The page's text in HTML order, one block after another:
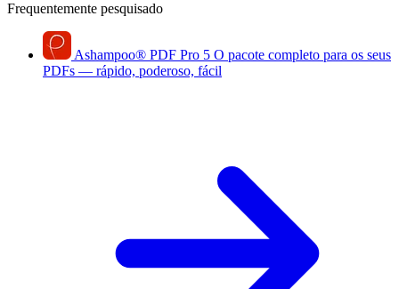
Frequentemente pesquisado
Ashampoo® PDF Pro 5 O pacote completo para os seus
PDFs — rápido, poderoso, fácil